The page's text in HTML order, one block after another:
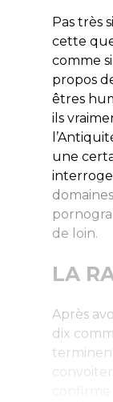
Pas très
cette
comme
propos
êtres
ils
une
de loin.
LA
Après
dix